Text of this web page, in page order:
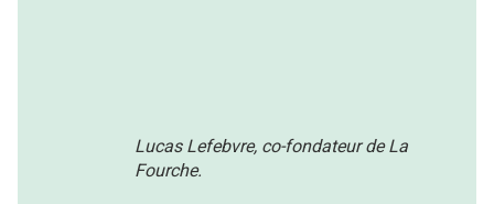
Lucas Lefebvre, co-fondateur de La
Fourche.